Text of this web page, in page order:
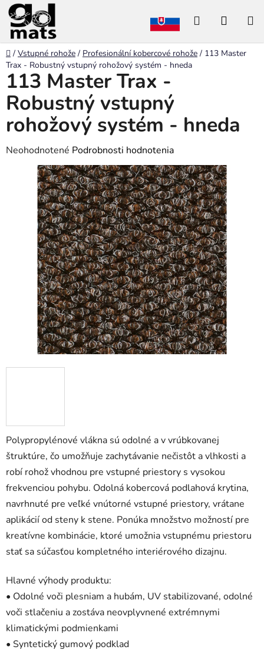
Prejsť
na
obsah
Hľadať
Domov
/ Vstupné rohože / Profesionální kobercové rohože / 113 Master
Trax - Robustný vstupný rohožový systém - hneda
Polypropylénové vlákna sú odolné a v vrúbkovanej
štruktúre, čo umožňuje zachytávanie nečistôt a vlhkosti a
robí rohož vhodnou pre vstupné priestory s vysokou
frekvenciou pohybu. Odolná kobercová podlahová krytina,
navrhnuté pre veľké vnútorné vstupné priestory, vrátane
aplikácií od steny k stene. Ponúka množstvo možností pre
kreatívne kombinácie, ktoré umožnia vstupnému priestoru
stať sa súčasťou kompletného interiérového dizajnu.
Hlavné výhody produktu:
• Odolné voči plesniam a hubám, UV stabilizované, odolné
voči stlačeniu a zostáva neovplyvnené extrémnymi
klimatickými podmienkami
• Syntetický gumový podklad
113 Master Trax -
Robustný vstupný
rohožový systém - hneda
Priemerné
hodnotenie
produktu
hviezdičiek.
Neohodnotené Podrobnosti hodnotenia